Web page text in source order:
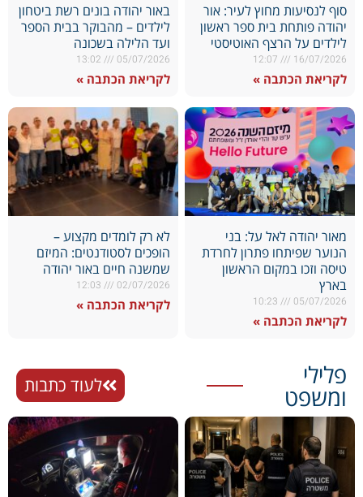
סוף לנסיעות מחוץ לעיר: אור
יהודה פותחת בית ספר ראשון
לילדים על הרצף האוטיסטי
16/07/2026
לקריאת הכתבה »
באור יהודה בונים רשת ביטחון
לילדים – מהבוקר בבית הספר
ועד הלילה בשכונה
05/07/2026
לקריאת הכתבה »
מאור יהודה לאל על: בני
הנוער שפיתחו פתרון לחרדת
טיסה וזכו במקום הראשון
בארץ
05/07/2026
לקריאת הכתבה »
לא רק לומדים מקצוע –
הופכים לסטודנטים: המיזם
שמשנה חיים באור יהודה
02/07/2026
לקריאת הכתבה »
פלילי
ומשפט לעוד כתבות